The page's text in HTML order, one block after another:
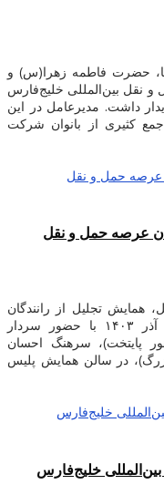
حضرت فاطمه زهرا(س) و
نقل بین‌المللی خلیج‌فارس
بانوان همکار دیدار داشت. مدیرعامل در این
کثیری از بانوان شرکت
تجلیل از رانندگان
نمونه و قانونمند پایتخت صبح دوشنبه ۲۶ آذر ۱۴۰۳ با حضور سردار
پایتخت)، سرهنگ احسان
در سالن همایش پلیس
خلیج‌فارس